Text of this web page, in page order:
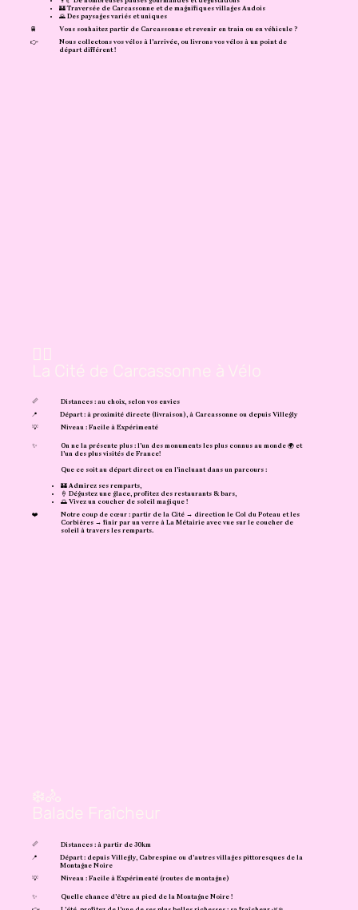
​🏰 Traversée de Carcassonne et de magnifiques villages Audois
🌄 Des paysages variés et uniques
🚆
Vous souhaitez partir de Carcassonne et revenir en train ou en véhicule ?
👉
Nous collectons vos vélos à l’arrivée, ou livrons vos vélos à un point de
départ différent !
🚴‍♂️
La Cité de Carcassonne à Vélo
📏
Distances : au choix, selon vos envies
📍
Départ : à proximité directe (livraison), à Carcassonne ou depuis Villegly
💡
Niveau : Facile à Expérimenté
✨
On ne la présente plus : l’un des monuments les plus connus au monde 🌍 et
l’un des plus visités de France!
Que ce soit au départ direct ou en l’incluant dans un parcours :
🏰 Admirez ses remparts,
🍦 Dégustez une glace, profitez des restaurants & bars,
🌅 Vivez un coucher de soleil magique !
❤️
Notre coup de cœur : partir de la Cité → direction le Col du Poteau et les
Corbières → finir par un verre à La Métairie avec vue sur le coucher de
soleil à travers les remparts.
❄️🚴
Balade Fraîcheur
📏
Distances : à partir de 30km
📍
Départ : depuis Villegly, Cabrespine ou d’autres villages pittoresques de la
Montagne Noire
💡
Niveau : Facile à Expérimenté (routes de montagne)
✨
Quelle chance d’être au pied de la Montagne Noire !